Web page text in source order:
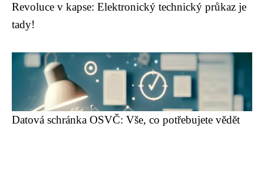
Revoluce v kapse: Elektronický technický průkaz je
tady!
Datová schránka OSVČ: Vše, co potřebujete vědět